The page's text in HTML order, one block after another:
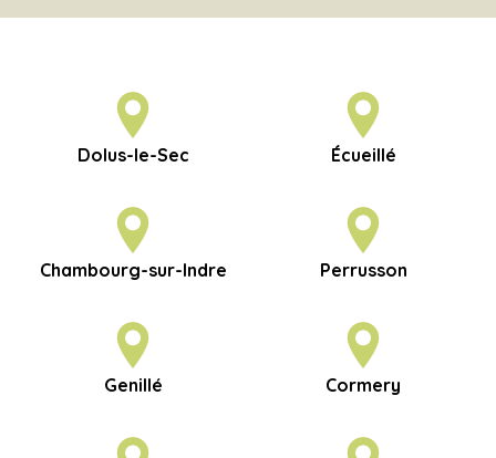
Dolus-le-Sec Écueillé
Chambourg-sur-Indre Perrusson
Genillé Cormery